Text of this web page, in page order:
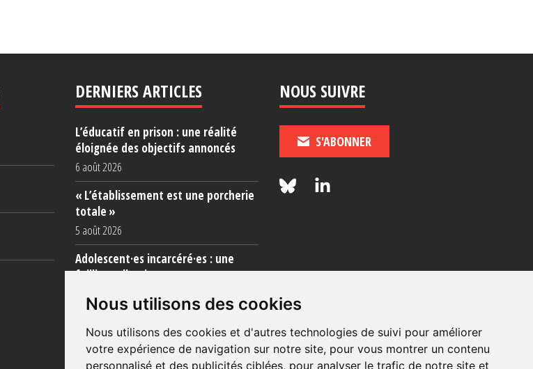
Nous utilisons des cookies
Nous utilisons des cookies et d'autres technologies de suivi pour améliorer
votre expérience de navigation sur notre site, pour vous montrer un contenu
personnalisé et des publicités ciblées, pour analyser le trafic de notre site et
DERNIERS ARTICLES
L’éducatif en prison : une réalité
éloignée des objectifs annoncés
6 août 2026
« L’établissement est une porcherie
totale »
5 août 2026
Adolescent·es incarcéré·es : une
faillite collective
3 août 2026
NOUS SUIVRE
S'ABONNER